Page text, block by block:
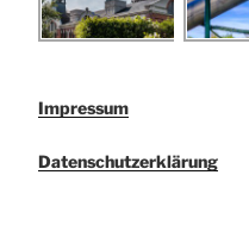
Impressum
Datenschutzerklärung